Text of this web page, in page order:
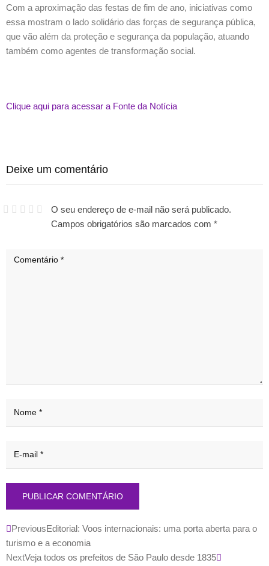
Com a aproximação das festas de fim de ano, iniciativas como
essa mostram o lado solidário das forças de segurança pública,
que vão além da proteção e segurança da população, atuando
também como agentes de transformação social.
Clique aqui para acessar a Fonte da Notícia
Deixe um comentário
O seu endereço de e-mail não será publicado.
Campos obrigatórios são marcados com *
PreviousEditorial: Voos internacionais: uma porta aberta para o
turismo e a economia
NextVeja todos os prefeitos de São Paulo desde 1835